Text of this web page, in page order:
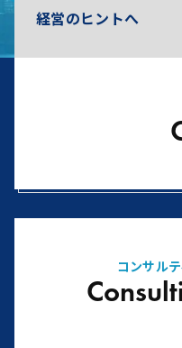
経営のヒントへ
コンサル